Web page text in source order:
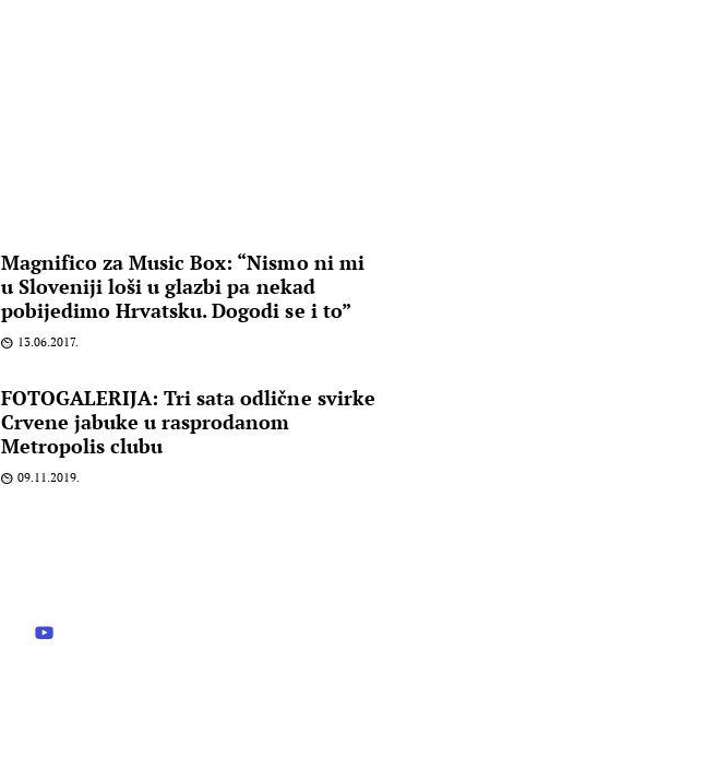
Magnifico za Music Box: “Nismo ni mi
u Sloveniji loši u glazbi pa nekad
pobijedimo Hrvatsku. Dogodi se i to”
13.06.2017.
FOTOGALERIJA: Tri sata odlične svirke
Crvene jabuke u rasprodanom
Metropolis clubu
09.11.2019.